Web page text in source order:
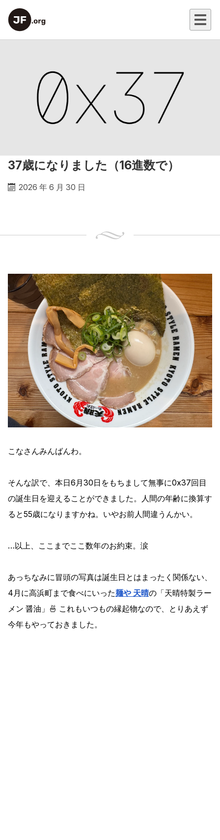
37歳になりました（16進数で）
2026 年 6 月 30 日
こなさんみんばんわ。
そんな訳で、本日6月30日をもちまして無事に0x37回目
の誕生日を迎えることができました。人間の年齢に換算す
ると55歳になりますかね。いやお前人間違うんかい。
…以上、ここまでここ数年のお約束。涙
あっちなみに冒頭の写真は誕生日とはまったく関係ない、
4月に高浜町まで食べにいった麺や 天晴の「天晴特製ラー
メン 醤油」🍜 これもいつもの縁起物なので、とりあえず
今年もやっておきました。